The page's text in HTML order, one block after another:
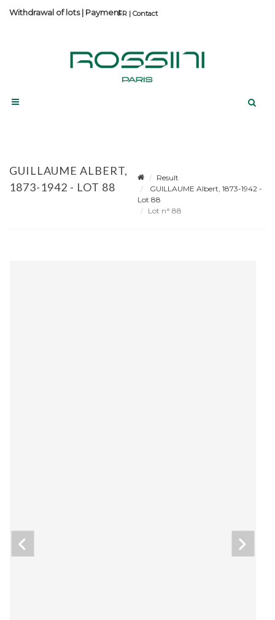
Contact
Withdrawal of lots| Payment
GUILLAUME ALBERT,
1873-1942 - LOT 88
Result
GUILLAUME Albert, 1873-1942 -
Lot 88
Lot n° 88